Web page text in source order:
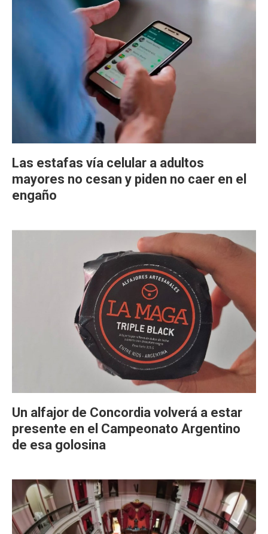
Las estafas vía celular a adultos
mayores no cesan y piden no caer en el
engaño
Un alfajor de Concordia volverá a estar
presente en el Campeonato Argentino
de esa golosina